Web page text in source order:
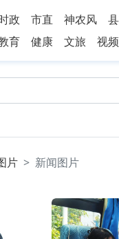
政 市直 神农风
育 健康 文旅 视频
片 新闻图片